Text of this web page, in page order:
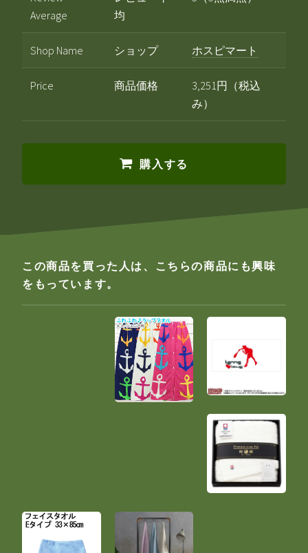
Average
均
Shop Name ショップ ホスピマート
Price 商品価格
3,251円（税込
み）
購入する
この商品を買った人は、こちらの商品にも興味
をもっています。